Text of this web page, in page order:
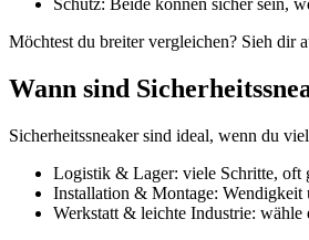
Schutz: Beide können sicher sein,
Möchtest du breiter vergleichen? Sieh dir
Wann sind
Sicherheitssneaker sind ideal, wenn du
Logistik & Lager: viele Schritte, oft
Installation & Montage:
Werkstatt & leichte Industrie: